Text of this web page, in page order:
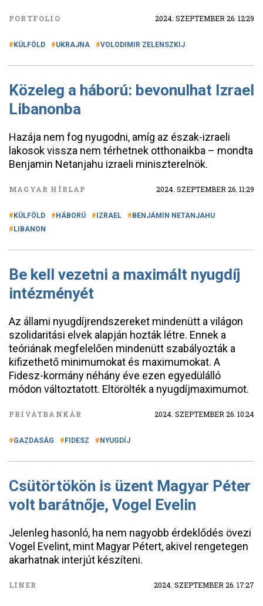
PORTFOLIO 2024. SZEPTEMBER 26. 12:29
KÜLFÖLD UKRAJNA VOLODIMIR ZELENSZKIJ
Közeleg a háború: bevonulhat Izrael
Libanonba
Hazája nem fog nyugodni, amíg az észak-izraeli
lakosok vissza nem térhetnek otthonaikba – mondta
Benjamin Netanjahu izraeli miniszterelnök.
MAGYAR HÍRLAP 2024. SZEPTEMBER 26. 11:29
KÜLFÖLD HÁBORÚ IZRAEL
BENJÁMIN NETANJAHU
LIBANON
Be kell vezetni a maximált nyugdíj
intézményét
Az állami nyugdíjrendszereket mindenütt a világon
szolidaritási elvek alapján hozták létre. Ennek a
teóriának megfelelően mindenütt szabályozták a
kifizethető minimumokat és maximumokat. A
Fidesz-kormány néhány éve ezen egyedülálló
módon változtatott. Eltörölték a nyugdíjmaximumot.
PRIVÁTBANKÁR 2024. SZEPTEMBER 26. 10:24
GAZDASÁG FIDESZ NYUGDÍJ
Csütörtökön is üzent Magyar Péter
volt barátnője, Vogel Evelin
Jelenleg hasonló, ha nem nagyobb érdeklődés övezi
Vogel Evelint, mint Magyar Pétert, akivel rengetegen
akarhatnak interjút készíteni.
LINER 2024. SZEPTEMBER 26. 17:27